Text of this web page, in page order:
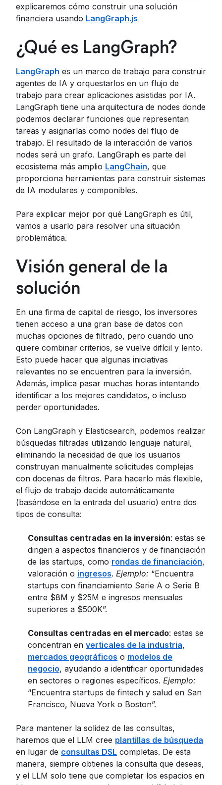
explicaremos cómo construir una solución
financiera usando LangGraph.js
¿Qué es LangGraph?
LangGraph es un marco de trabajo para construir
agentes de IA y orquestarlos en un flujo de
trabajo para crear aplicaciones asistidas por IA.
LangGraph tiene una arquitectura de nodes donde
podemos declarar funciones que representan
tareas y asignarlas como nodes del flujo de
trabajo. El resultado de la interacción de varios
nodes será un grafo. LangGraph es parte del
ecosistema más amplio LangChain, que
proporciona herramientas para construir sistemas
de IA modulares y componibles.
Para explicar mejor por qué LangGraph es útil,
vamos a usarlo para resolver una situación
problemática.
Visión general de la
solución
En una firma de capital de riesgo, los inversores
tienen acceso a una gran base de datos con
muchas opciones de filtrado, pero cuando uno
quiere combinar criterios, se vuelve difícil y lento.
Esto puede hacer que algunas iniciativas
relevantes no se encuentren para la inversión.
Además, implica pasar muchas horas intentando
identificar a los mejores candidatos, o incluso
perder oportunidades.
Con LangGraph y Elasticsearch, podemos realizar
búsquedas filtradas utilizando lenguaje natural,
eliminando la necesidad de que los usuarios
construyan manualmente solicitudes complejas
con docenas de filtros. Para hacerlo más flexible,
el flujo de trabajo decide automáticamente
(basándose en la entrada del usuario) entre dos
tipos de consulta:
Consultas centradas en la inversión: estas se
dirigen a aspectos financieros y de financiación
de las startups, como rondas de financiación,
valoración o ingresos. Ejemplo: “Encuentra
startups con financiamiento Serie A o Serie B
entre $8M y $25M e ingresos mensuales
superiores a $500K”.
Consultas centradas en el mercado: estas se
concentran en verticales de la industria,
mercados geográficos o modelos de
negocio, ayudando a identificar oportunidades
en sectores o regiones específicos. Ejemplo:
“Encuentra startups de fintech y salud en San
Francisco, Nueva York o Boston”.
Para mantener la solidez de las consultas,
haremos que el LLM cree plantillas de búsqueda
en lugar de consultas DSL completas. De esta
manera, siempre obtienes la consulta que deseas,
y el LLM solo tiene que completar los espacios en